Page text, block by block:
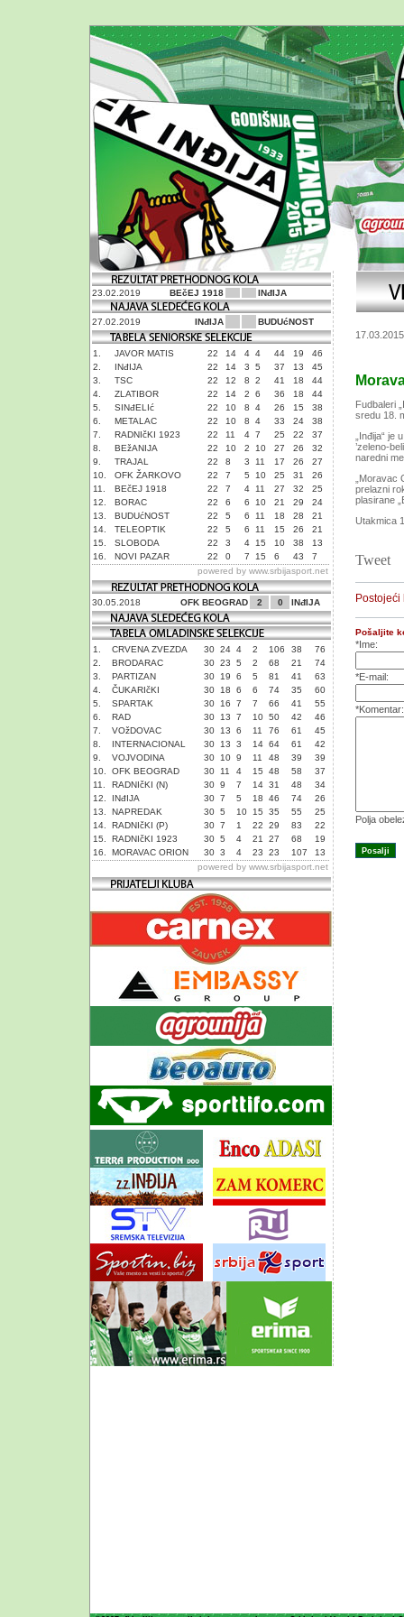
23.02.2019 BEčEJ 1918 INđIJA
27.02.2019 INđIJA BUDUćNOST
1. JAVOR MATIS 22 14 4 4 44 19
46
2.
INđIJA 22 14 3 5 37 13
45
3.
TSC 22 12 8 2 41 18
44
4.
ZLATIBOR 22 14 2 6 36 18
44
5.
SINđELIć 22 10 8 4 26 15
38
6.
METALAC 22 10 8 4 33 24
38
7.
RADNIčKI 1923 22 11 4 7 25 22
37
8.
BEžANIJA 22 10 2 10 27 26
32
9.
TRAJAL 22 8 3 11 17 26
27
10.
OFK ŽARKOVO 22 7 5 10 25 31
26
11.
BEčEJ 1918 22 7 4 11 27 32
25
12.
BORAC 22 6 6 10 21 29
24
13.
BUDUćNOST 22 5 6 11 18 28
21
14.
TELEOPTIK 22 5 6 11 15 26
21
15.
SLOBODA 22 3 4 15 10 38
13
16.
NOVI PAZAR 22 0 7 15 6 43
7
powered by www.srbijasport.net
30.05.2018 OFK BEOGRAD 2 0 INđIJA
1. CRVENA ZVEZDA 30 24 4 2 106 38
76
2.
BRODARAC 30 23 5 2 68 21
74
3.
PARTIZAN 30 19 6 5 81 41
63
4.
ČUKARIčKI 30 18 6 6 74 35
60
5.
SPARTAK 30 16 7 7 66 41
55
6.
RAD 30 13 7 10 50 42
46
7.
VOžDOVAC 30 13 6 11 76 61
45
8.
INTERNACIONAL 30 13 3 14 64 61
42
9.
VOJVODINA 30 10 9 11 48 39
39
10.
OFK BEOGRAD 30 11 4 15 48 58
37
11.
RADNIčKI (N) 30 9 7 14 31 48
34
12.
INđIJA 30 7 5 18 46 74
26
13.
NAPREDAK 30 5 10 15 35 55
25
14.
RADNIčKI (P) 30 7 1 22 29 83
22
15.
RADNIčKI 1923 30 5 4 21 27 68
19
16.
MORAVAC ORION 30 3 4 23 23 107
13
powered by www.srbijasport.net
17.03.2015
Fudbaleri
sredu 18.
„Inđija“
’zeleno-
naredni
prelazni
plasirane
Utakmica
Tweet
Postojeći
Pošaljite
*Ime:
*E-mail:
*Komentar:
Polja